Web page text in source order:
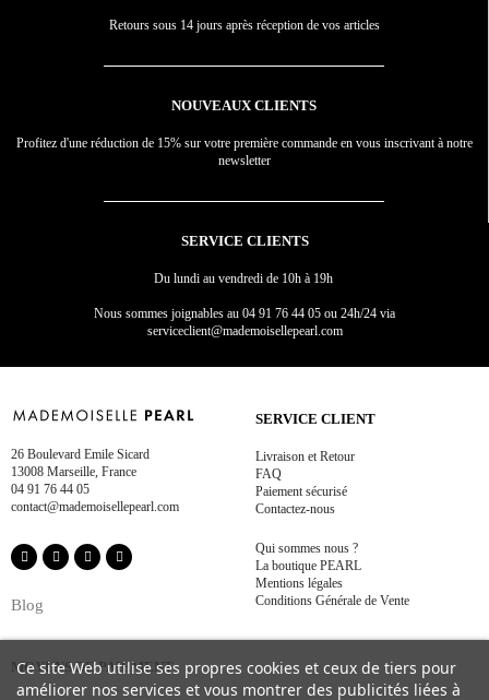
Retours sous 14 jours après réception de vos articles
NOUVEAUX CLIENTS
Profitez d'une réduction de 15% sur votre première commande en vous inscrivant à notre
newsletter
SERVICE CLIENTS
Du lundi au vendredi de 10h à 19h
Nous sommes joignables au 04 91 76 44 05 ou 24h/24 via
serviceclient@mademoisellepearl.com
26 Boulevard Emile Sicard
13008 Marseille, France
04 91 76 44 05
contact@mademoisellepearl.com
Blog
SERVICE CLIENT
Livraison et Retour
FAQ
Paiement sécurisé
Contactez-nous
Qui sommes nous ?
La boutique PEARL
Mentions légales
Conditions Générale de Vente
MOYENS DE PAIEMENT
Ce site Web utilise ses propres cookies et ceux de tiers pour
améliorer nos services et vous montrer des publicités liées à